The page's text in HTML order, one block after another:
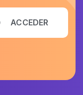
ACCEDER